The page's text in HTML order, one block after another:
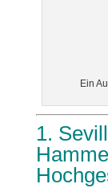
Ein
1.